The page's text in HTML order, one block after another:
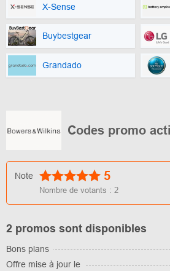
X-Sense
Buybestgear
Grandado
Codes promo
Note 5
Nombre de votants : 2
2 promos sont disponibles
Bons plans
Offre mise à jour le